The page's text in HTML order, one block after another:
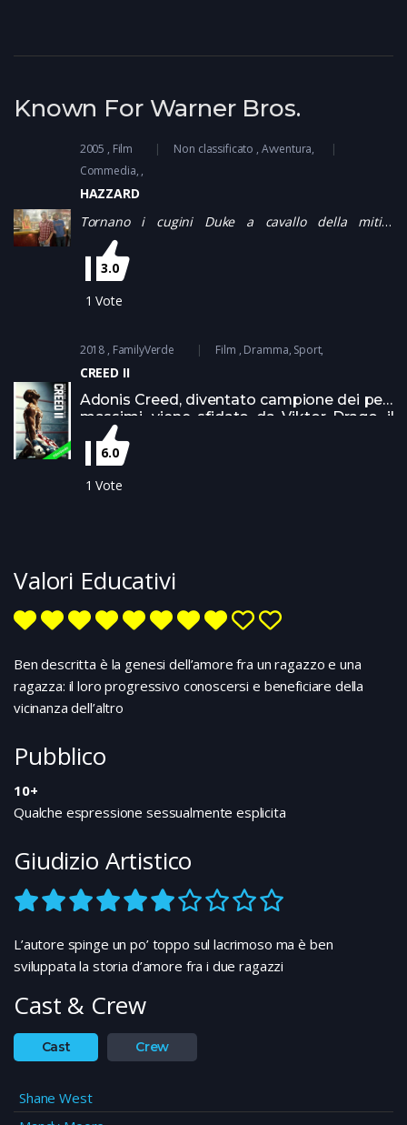
Known For Warner Bros.
2005 Film Non classificato Avventura,
Commedia
HAZZARD
Tornano i cugini Duke a cavallo della mitica
“Generale Lee”, e con loro rivive il variopinto mondo
della contea di Hazzard: le barzellette di zio Jesse, i
sexy pants della cugina Daisy, e naturalmente i
piani malvagi di Boss Hogg da sventare…
3.0
1 Vote
2018 FamilyVerde Film Dramma Sport
CREED II
Adonis Creed, diventato campione dei pesi
massimi, viene sfidato da Viktor Drago, il
figlio dell’uomo che uccise suo padre.
Ancora una storia di riscatto, di sacrificio e
di solidarietà fra amici e familiari Su
e Amazon Prime
6.0
1 Vote
Valori Educativi
Ben descritta è la genesi dell’amore fra un ragazzo e una
ragazza: il loro progressivo conoscersi e beneficiare della
vicinanza dell’altro
Pubblico
10+
Qualche espressione sessualmente esplicita
Giudizio Artistico
L’autore spinge un po’ toppo sul lacrimoso ma è ben
sviluppata la storia d’amore fra i due ragazzi
Cast & Crew
Cast Crew
Shane West